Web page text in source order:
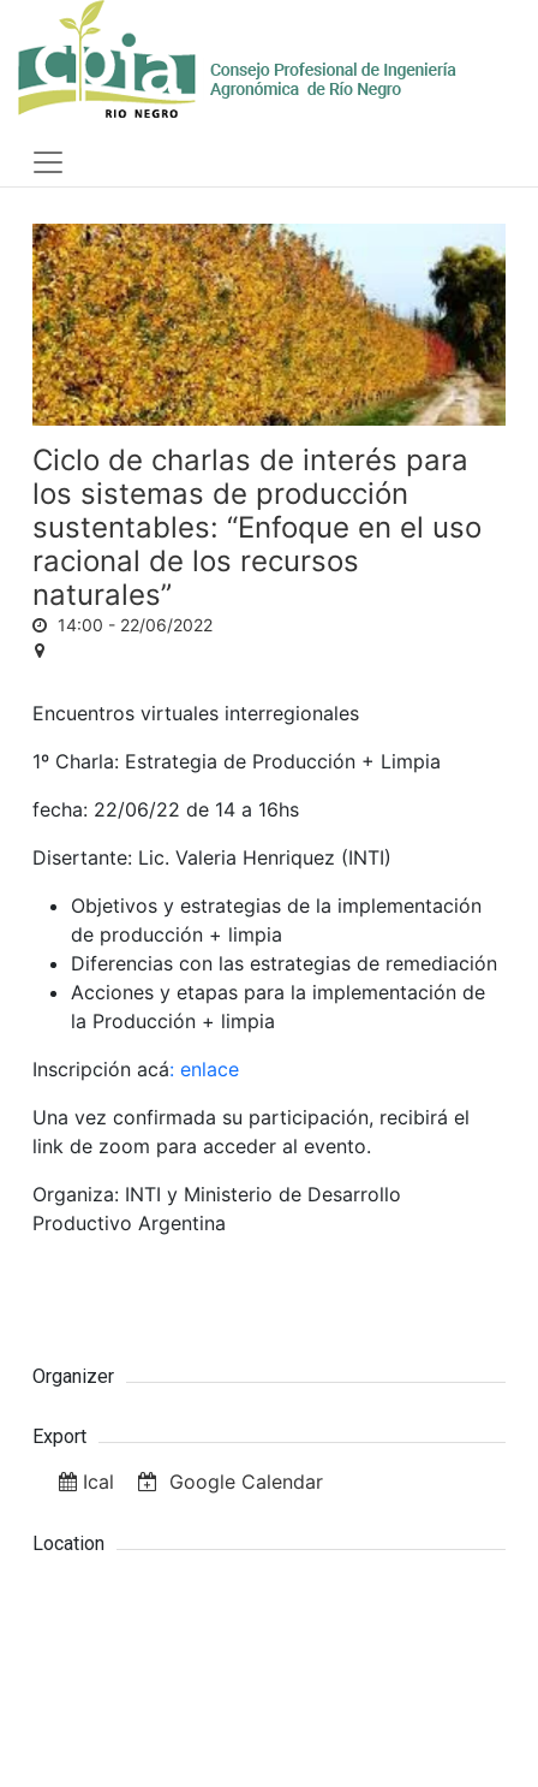
to
content
Toggle
navigation
Ciclo de charlas de interés para
los sistemas de producción
sustentables: “Enfoque en el uso
racional de los recursos
naturales”
14:00 - 22/06/2022
Encuentros virtuales interregionales
1º Charla: Estrategia de Producción + Limpia
fecha: 22/06/22 de 14 a 16hs
Disertante: Lic. Valeria Henriquez (INTI)
Objetivos y estrategias de la implementación
de producción + limpia
Diferencias con las estrategias de remediación
Acciones y etapas para la implementación de
la Producción + limpia
Inscripción acá: enlace
Una vez confirmada su participación, recibirá el
link de zoom para acceder al evento.
Organiza: INTI y Ministerio de Desarrollo
Productivo Argentina
Organizer
Export
Ical Google Calendar
Location